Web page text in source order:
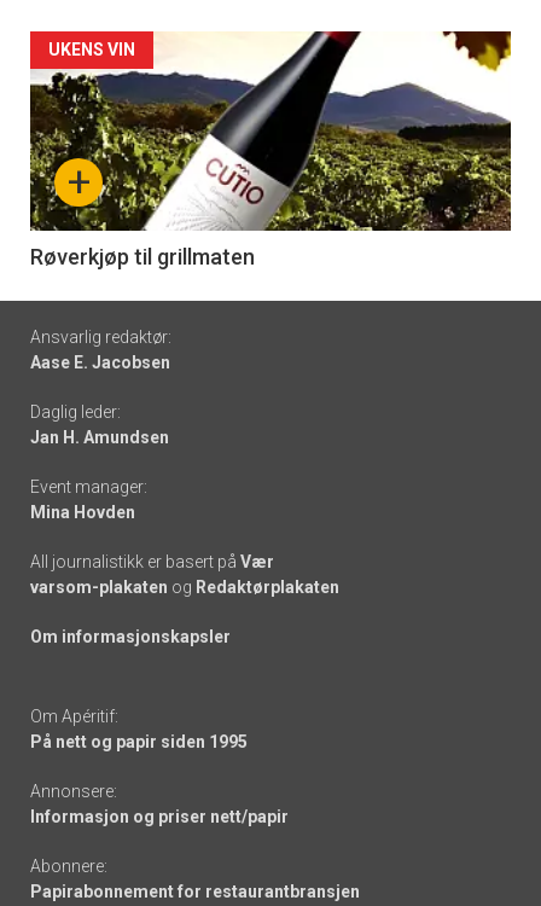
Forsiden
akkurat
nå
-
6
+
UKENS VIN
Røverkjøp til grillmaten
Footer
-
links
Ansvarlig redaktør:
Aase E. Jacobsen
Daglig leder:
Jan H. Amundsen
Event manager:
Mina Hovden
All journalistikk er basert på Vær
varsom-plakaten og Redaktørplakaten
Om informasjonskapsler
Om Apéritif:
På nett og papir siden 1995
Annonsere:
Informasjon og priser nett/papir
Abonnere:
Papirabonnement for restaurantbransjen